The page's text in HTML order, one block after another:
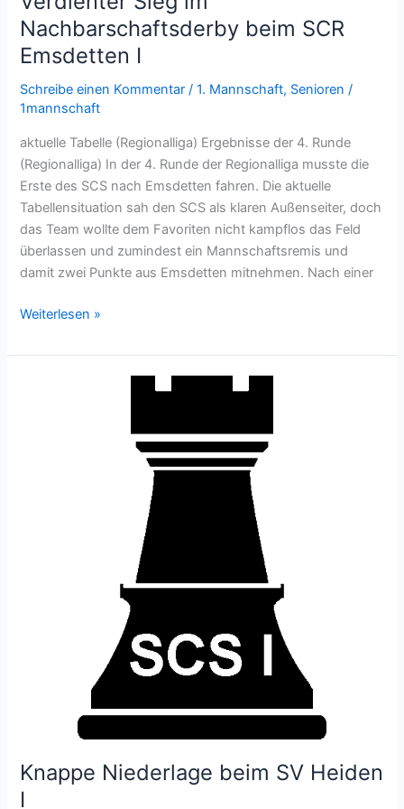
Nachbarschaftsderby beim SCR
Emsdetten I
Schreibe einen Kommentar /1. Mannschaft, Senioren /
1mannschaft
aktuelle Tabelle (Regionalliga) Ergebnisse der 4. Runde
(Regionalliga) In der 4. Runde der Regionalliga musste die
Erste des SCS nach Emsdetten fahren. Die aktuelle
Tabellensituation sah den SCS als klaren Außenseiter, doch
das Team wollte dem Favoriten nicht kampflos das Feld
überlassen und zumindest ein Mannschaftsremis und
damit zwei Punkte aus Emsdetten mitnehmen. Nach einer
Verdienter
im
Nachbarschaftsderby
Weiterlesen »
Knappe Niederlage beim SV Heiden
I